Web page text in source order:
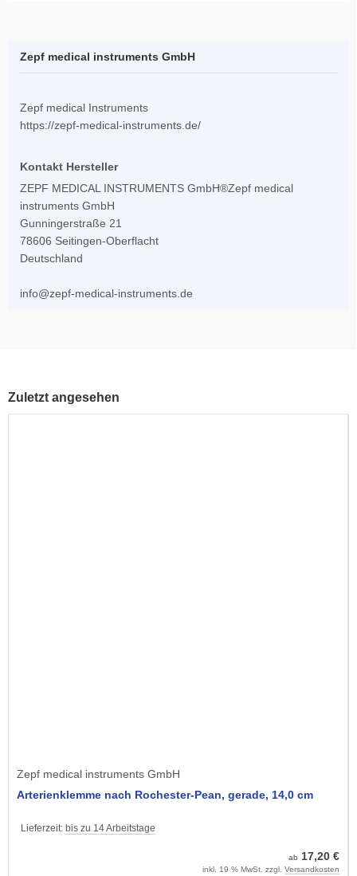
Zepf medical instruments GmbH
Zepf medical Instruments
https://zepf-medical-instruments.de/
Kontakt Hersteller
ZEPF MEDICAL INSTRUMENTS GmbH®Zepf medical
instruments GmbH
Gunningerstraße 21
78606 Seitingen-Oberflacht
Deutschland
info@zepf-medical-instruments.de
Zuletzt angesehen
Zepf medical instruments GmbH
Arterienklemme nach Rochester-Pean, gerade, 14,0 cm
Lieferzeit: bis zu 14 Arbeitstage
ab 17,20 €
inkl. 19 % MwSt. zzgl. Versandkosten